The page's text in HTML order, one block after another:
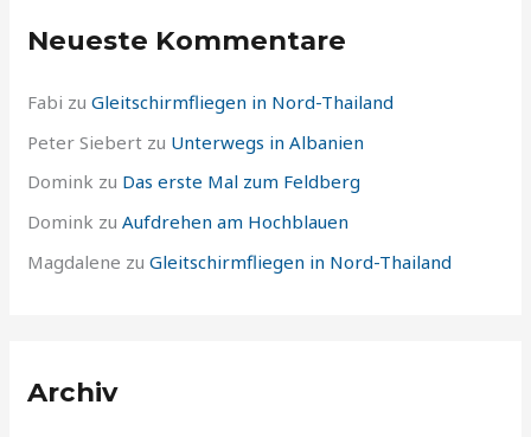
Neueste Kommentare
Fabi zuGleitschirmfliegen in Nord-Thailand
Peter Siebert zu Unterwegs in Albanien
Domink zu Das erste Mal zum Feldberg
Domink zuAufdrehen am Hochblauen
Magdalene zuGleitschirmfliegen in Nord-Thailand
Archiv